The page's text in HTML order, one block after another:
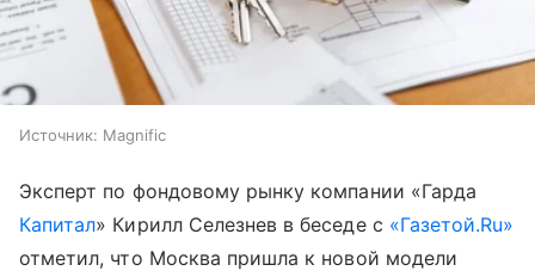
Источник: Magnific
Эксперт по фондовому рынку компании «Гарда
Капитал» Кирилл Селезнев в беседе с «Газетой.Ru»
отметил, что Москва пришла к новой модели